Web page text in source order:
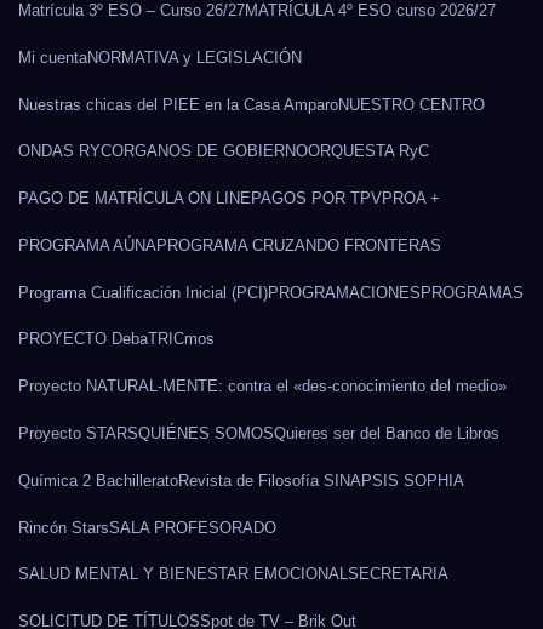
Matrícula 3º ESO – Curso 26/27MATRÍCULA 4º ESO curso 2026/27
Mi cuentaNORMATIVA y LEGISLACIÓN
Nuestras chicas del PIEE en la Casa AmparoNUESTRO CENTRO
ONDAS RYCORGANOS DE GOBIERNOORQUESTA RyC
PAGO DE MATRÍCULA ON LINE PAGOS POR TPVPROA +
PROGRAMA AÚNA PROGRAMA CRUZANDO FRONTERAS
Programa Cualificación Inicial (PCI)PROGRAMACIONESPROGRAMAS
PROYECTO DebaTRICmos
Proyecto NATURAL-MENTE: contra el «des-conocimiento del medio»
Proyecto STARSQUIÉNES SOMOSQuieres ser del Banco de Libros
Química 2 BachilleratoRevista de Filosofía SINAPSIS SOPHIA
Rincón StarsSALA PROFESORADO
SALUD MENTAL Y BIENESTAR EMOCIONALSECRETARIA
SOLICITUD DE TÍTULOSSpot de TV – Brik Out